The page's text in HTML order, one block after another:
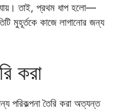
তাই, প্রথম ধাপ হলো—
মুহূর্তকে কাজে লাগানোর জন্য
করা
পরিকল্পনা তৈরি করা অত্যন্ত